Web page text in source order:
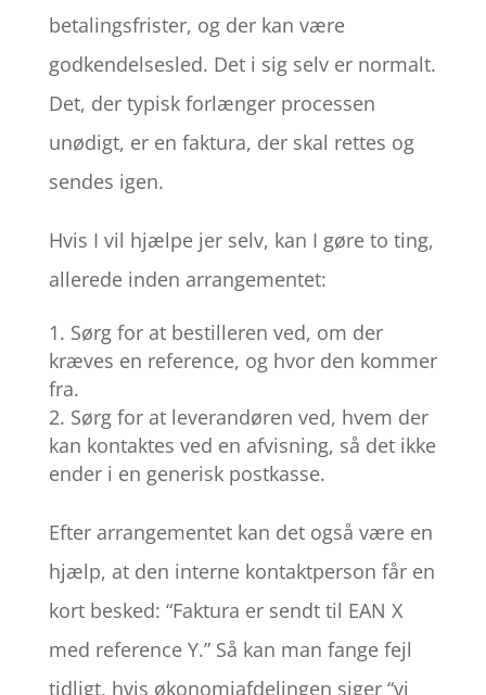
betalingsfrister, og der kan være
godkendelsesled. Det i sig selv er normalt.
Det, der typisk forlænger processen
unødigt, er en faktura, der skal rettes og
sendes igen.
Hvis I vil hjælpe jer selv, kan I gøre to ting,
allerede inden arrangementet:
Sørg for at bestilleren ved, om der
kræves en reference, og hvor den kommer
fra.
Sørg for at leverandøren ved, hvem der
kan kontaktes ved en afvisning, så det ikke
ender i en generisk postkasse.
Efter arrangementet kan det også være en
hjælp, at den interne kontaktperson får en
kort besked: “Faktura er sendt til EAN X
med reference Y.” Så kan man fange fejl
tidligt, hvis økonomiafdelingen siger “vi